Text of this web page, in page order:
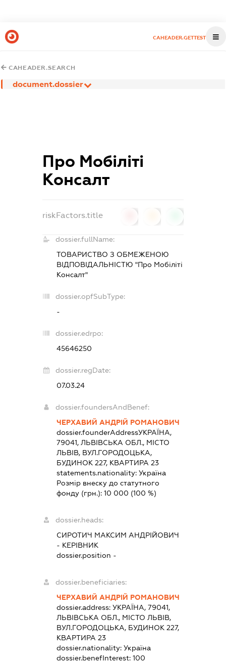
CAHEADER.GETTEST
CAHEADER.SEARCH
document.dossier
Про Мобіліті
Консалт
riskFactors.title
dossier.fullName:
ТОВАРИСТВО З ОБМЕЖЕНОЮ
ВІДПОВІДАЛЬНІСТЮ "Про Мобіліті
Консалт"
dossier.opfSubType:
-
dossier.edrpo:
45646250
dossier.regDate:
07.03.24
dossier.foundersAndBenef:
ЧЕРХАВИЙ АНДРІЙ РОМАНОВИЧ
dossier.founderAddressУКРАЇНА,
79041, ЛЬВІВСЬКА ОБЛ., МІСТО
ЛЬВІВ, ВУЛ.ГОРОДОЦЬКА,
БУДИНОК 227, КВАРТИРА 23
statements.nationality: Україна
Розмір внеску до статутного
фонду (грн.): 10 000 (100 %)
dossier.heads:
СИРОТИЧ МАКСИМ АНДРІЙОВИЧ
- КЕРІВНИК
dossier.position -
dossier.beneficiaries:
ЧЕРХАВИЙ АНДРІЙ РОМАНОВИЧ
dossier.address: УКРАЇНА, 79041,
ЛЬВІВСЬКА ОБЛ., МІСТО ЛЬВІВ,
ВУЛ.ГОРОДОЦЬКА, БУДИНОК 227,
КВАРТИРА 23
dossier.nationality: Україна
dossier.benefInterest: 100